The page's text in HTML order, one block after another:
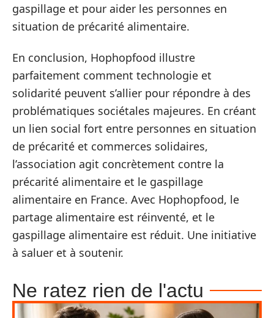
gaspillage et pour aider les personnes en
situation de précarité alimentaire.
En conclusion, Hophopfood illustre
parfaitement comment technologie et
solidarité peuvent s’allier pour répondre à des
problématiques sociétales majeures. En créant
un lien social fort entre personnes en situation
de précarité et commerces solidaires,
l’association agit concrètement contre la
précarité alimentaire et le gaspillage
alimentaire en France. Avec Hophopfood, le
partage alimentaire est réinventé, et le
gaspillage alimentaire est réduit. Une initiative
à saluer et à soutenir.
Ne ratez rien de l'actu